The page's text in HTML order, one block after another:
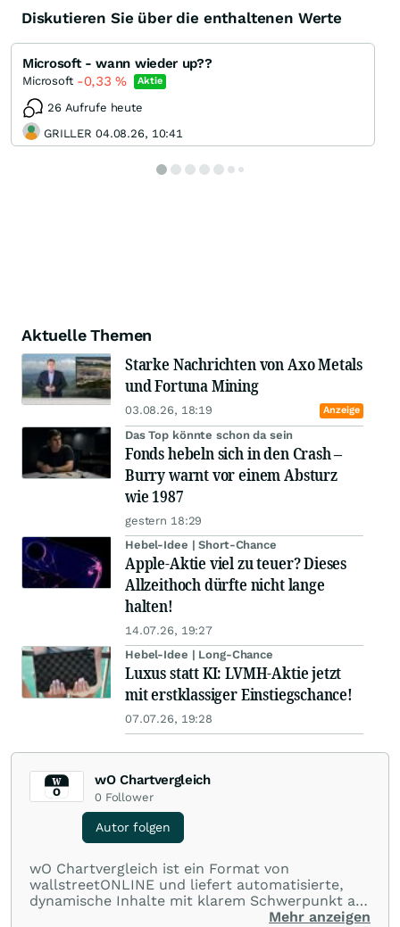
Diskutieren Sie über die enthaltenen Werte
Microsoft - wann wieder up??
Microsoft -0,33% Aktie
26 Aufrufe heute
GRILLER 04.08.26, 10:41
Aktuelle Themen
Starke Nachrichten von Axo Metals
und Fortuna Mining
03.08.26, 18:19 Anzeige
Das Top könnte schon da sein
Fonds hebeln sich in den Crash –
Burry warnt vor einem Absturz
wie 1987
gestern 18:29
Hebel-Idee | Short-Chance
Apple-Aktie viel zu teuer? Dieses
Allzeithoch dürfte nicht lange
halten!
14.07.26, 19:27
Hebel-Idee | Long-Chance
Luxus statt KI: LVMH-Aktie jetzt
mit erstklassiger Einstiegschance!
07.07.26, 19:28
wO Chartvergleich
0 Follower
Autor folgen
wO Chartvergleich ist ein Format von
wallstreetONLINE und liefert automatisierte,
dynamische Inhalte mit klarem Schwerpunkt auf
Charts und Performance-Vergleiche. Im Fokus
Mehr anzeigen